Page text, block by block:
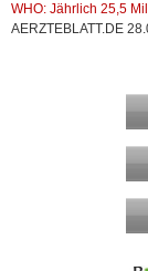
WHO: Jährlich 25,5
AERZTEBLATT.DE